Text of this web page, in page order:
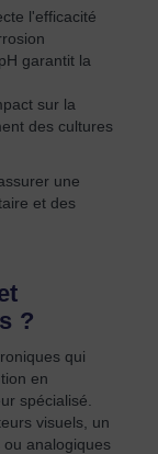
l'efficacité
pH garantit la
sur la
des cultures
une
et des
?
qui
en
spécialisé.
visuels, un
analogiques